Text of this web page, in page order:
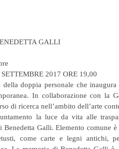
GALLI
2017 ORE 19,00
doppia personale che
In collaborazione con la
di ricerca nell’ambito dell’arte
la luce da vita alle
Benedetta Galli. Elemento comune
come carte e legni antichi,